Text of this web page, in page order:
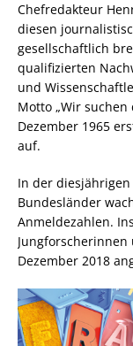
Chefredakteur
diesen
gesellschaftlich
qualifizierten
und
Motto „Wir
Dezember 1965
auf.
In der
Bundesländer
Anmeldezahlen.
Dezember 2018